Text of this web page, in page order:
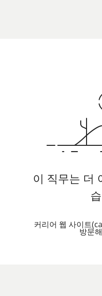
이 직무는 더
커리어 웹 사이트
방문